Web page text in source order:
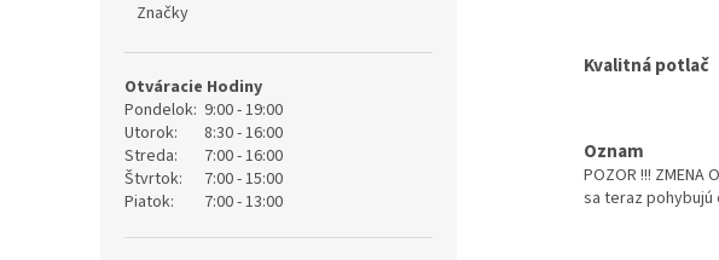
Značky
Otváracie Hodiny
Pondelok: 9:00 - 19:00
Utorok:
8:30 - 16:00
Streda:
7:00 - 16:00
Štvrtok:
7:00 - 15:00
Piatok:
7:00 - 13:00
Kvalitná potlač
Oznam
POZOR !!! ZMENA
sa teraz pohybujú